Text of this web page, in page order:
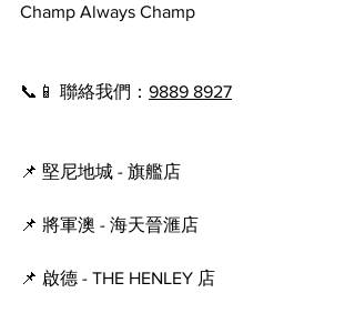
Champ Always Champ
📞📱 聯絡我們： 9889 8927
📌 堅尼地城 - 旗艦店
📌 將軍澳 - 海天晉滙店
📌 啟德 - THE HENLEY 店